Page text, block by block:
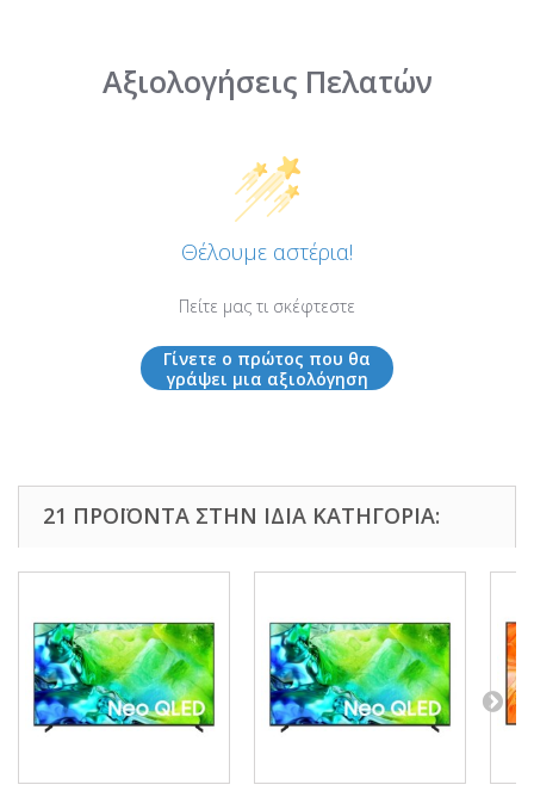
Αξιολογήσεις Πελατών
Θέλουμε αστέρια!
Πείτε μας τι σκέφτεστε
Γίνετε ο πρώτος που θα
γράψει μια αξιολόγηση
21 ΠΡΟΪΌΝΤΑ ΣΤΗΝ ΊΔΙΑ ΚΑΤΗΓΟΡΊΑ: